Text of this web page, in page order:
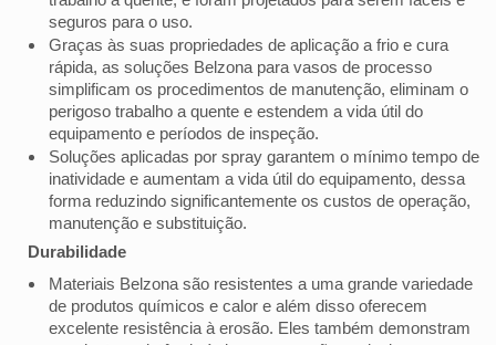
seguros para o uso.
Graças às suas propriedades de aplicação a frio e cura
rápida, as soluções Belzona para vasos de processo
simplificam os procedimentos de manutenção, eliminam o
perigoso trabalho a quente e estendem a vida útil do
equipamento e períodos de inspeção.
Soluções aplicadas por spray garantem o mínimo tempo de
inatividade e aumentam a vida útil do equipamento, dessa
forma reduzindo significantemente os custos de operação,
manutenção e substituição.
Durabilidade
Materiais Belzona são resistentes a uma grande variedade
de produtos químicos e calor e além disso oferecem
excelente resistência à erosão. Eles também demonstram